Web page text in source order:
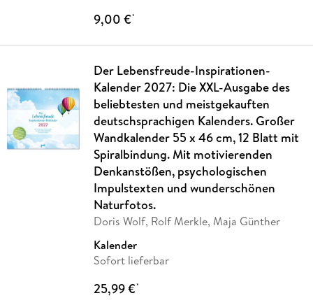
9,00 €*
Der Lebensfreude-Inspirationen-
Kalender 2027: Die XXL-Ausgabe des
beliebtesten und meistgekauften
deutschsprachigen Kalenders. Großer
Wandkalender 55 x 46 cm, 12 Blatt mit
Spiralbindung. Mit motivierenden
Denkanstößen, psychologischen
Impulstexten und wunderschönen
Naturfotos.
Doris Wolf, Rolf Merkle, Maja Günther
Kalender
Sofort lieferbar
25,99 €*